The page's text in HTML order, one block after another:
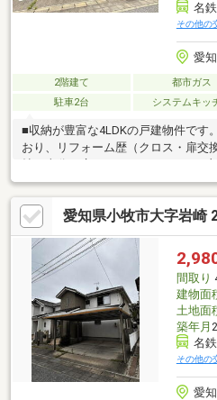
名
その他の
愛
2階建て 都市ガス
駐車2台
システムキッ
■収納が豊富な4LDKの戸建物件です
おり、リフォーム歴（クロス・扉交
す。■玄関部分は吹き抜けとなって
広々としたバルコニーが特徴的です
は並列で2台駐車可能です。（車種
内にスーパーマーケット、薬局が位
「味岡」駅徒歩約12分の立地です。
愛知県小牧市大字岩崎
間取り
建物面
土地面
築年月
名
その他の
愛